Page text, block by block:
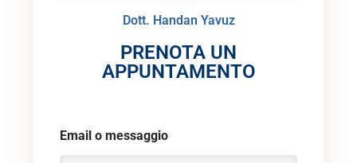
Dott. Handan Yavuz
PRENOTA UN
APPUNTAMENTO
Email o messaggio